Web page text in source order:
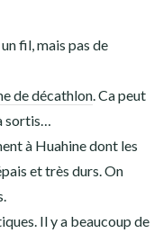
fil, mais pas de
de décathlon. Ca peut
sortis…
à Huahine dont les
et très durs. On
Il y a beaucoup de